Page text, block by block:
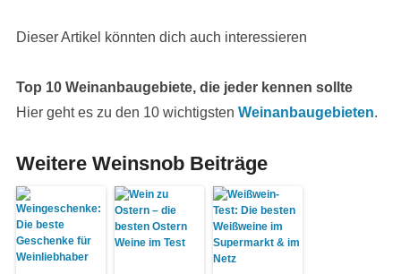
Dieser Artikel könnten dich auch interessieren
Top 10 Weinanbaugebiete, die jeder kennen sollte
Hier geht es zu den 10 wichtigsten Weinanbaugebieten.
Weitere Weinsnob Beiträge